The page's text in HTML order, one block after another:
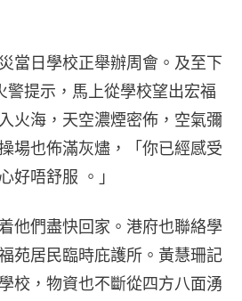
當日學校正舉辦周會。及至下
警提示，馬上從學校望出宏福
火海，天空濃煙密佈，空氣彌
場也佈滿灰燼，「你已經感受
好唔舒服 。」
他們盡快回家。港府也聯絡學
苑居民臨時庇護所。黃慧珊記
校，物資也不斷從四方八面湧